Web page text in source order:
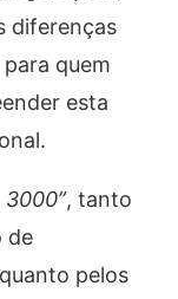
diferenças
quem
esta
3000”, tanto
de
pelos